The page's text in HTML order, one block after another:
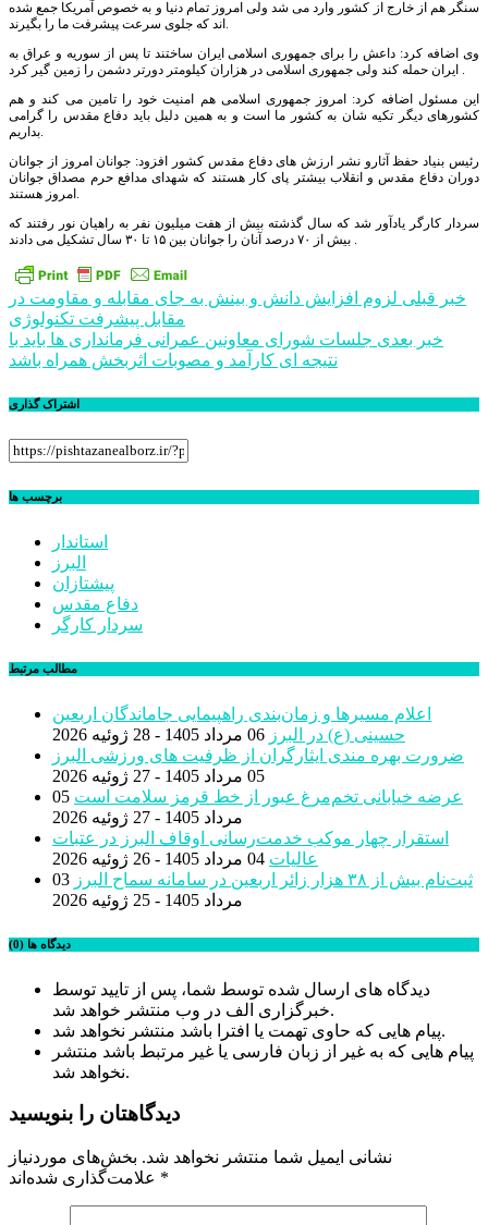
سنگر هم از خارج از کشور وارد می شد ولی امروز تمام دنیا و به خصوص آمریکا جمع شده
اند که جلوی سرعت پیشرفت ما را بگیرند.
وی اضافه کرد: داعش را برای جمهوری اسلامی ایران ساختند تا پس از سوریه و عراق به
ایران حمله کند ولی جمهوری اسلامی در هزاران کیلومتر دورتر دشمن را زمین گیر کرد .
این مسئول اضافه کرد: امروز جمهوری اسلامی هم امنیت خود را تامین می کند و هم
کشورهای دیگر تکیه شان به کشور ما است و به همین دلیل باید دفاع مقدس را گرامی
بداریم.
رئیس بنیاد حفظ آثارو نشر ارزش های دفاع مقدس کشور افزود: جوانان امروز از جوانان
دوران دفاع مقدس و انقلاب بیشتر پای کار هستند که شهدای مدافع حرم مصداق جوانان
امروز هستند.
سردار کارگر یادآور شد که سال گذشته بیش از هفت میلیون نفر به راهیان نور رفتند که
بیش از ۷۰ درصد آنان را جوانان بین ۱۵ تا ۳۰ سال تشکیل می دادند .
راهبری
نوشته
خبر قبلی لزوم افزایش دانش و بینش به جای مقابله و مقاومت در
مقابل پیشرفت تکنولوژی
خبر بعدی جلسات شورای معاونین عمرانی فرمانداری ها باید با
نتیجه ای کارآمد و مصوبات اثربخش همراه باشد
اشتراک گذاری
برچسب ها
استاندار
البرز
پیشتازان
دفاع مقدس
سردار کارگر
مطالب مرتبط
اعلام مسیرها و زمان‌بندی راهپیمایی جاماندگان اربعین
حسینی (ع) در البرز 06 مرداد 1405 - 28 ژوئیه 2026
ضرورت بهره مندی ایثارگران از ظرفیت های ورزشی البرز
05 مرداد 1405 - 27 ژوئیه 2026
عرضه خیابانی تخم‌مرغ عبور از خط قرمز سلامت است 05
مرداد 1405 - 27 ژوئیه 2026
استقرار چهار موکب خدمت‌رسانی اوقاف البرز در عتبات
عالیات 04 مرداد 1405 - 26 ژوئیه 2026
ثبت‌نام بیش از ٣٨ هزار زائر اربعین در سامانه سماح البرز
03
مرداد 1405 - 25 ژوئیه 2026
دیدگاه ها (0)
دیدگاه های ارسال شده توسط شما، پس از تایید توسط
خبرگزاری الف در وب منتشر خواهد شد.
پیام هایی که حاوی تهمت یا افترا باشد منتشر نخواهد شد.
پیام هایی که به غیر از زبان فارسی یا غیر مرتبط باشد منتشر
نخواهد شد.
دیدگاهتان را بنویسید
نشانی ایمیل شما منتشر نخواهد شد. بخش‌های موردنیاز
*